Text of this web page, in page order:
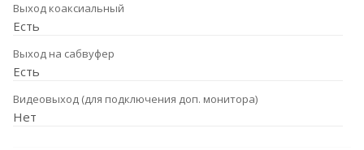
Выход коаксиальный
Есть
Выход на сабвуфер
Есть
Видеовыход (для подключения доп. монитора)
Нет